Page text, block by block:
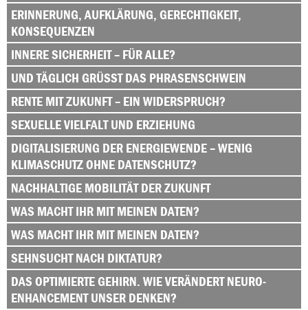
ERINNERUNG, AUFKLÄRUNG, GERECHTIGKEIT,
KONSEQUENZEN
INNERE SICHERHEIT – FÜR ALLE?
UND TÄGLICH GRÜSST DAS PHRASENSCHWEIN
RENTE MIT ZUKUNFT – EIN WIDERSPRUCH?
SEXUELLE VIELFALT UND ERZIEHUNG
DIGITALISIERUNG DER ENERGIEWENDE – WENIG
KLIMASCHUTZ OHNE DATENSCHUTZ?
NACHHALTIGE MOBILITÄT DER ZUKUNFT
WAS MACHT IHR MIT MEINEN DATEN?
WAS MACHT IHR MIT MEINEN DATEN?
SEHNSUCHT NACH DIKTATUR?
DAS OPTIMIERTE GEHIRN. WIE VERÄNDERT NEURO-
ENHANCEMENT UNSER DENKEN?